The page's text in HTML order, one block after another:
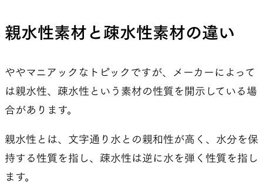
親水性素材と疎水性素材の違い
ややマニアックなトピックですが、メーカーによって
は親水性、疎水性という素材の性質を開示している場
合があります。
親水性とは、文字通り水との親和性が高く、水分を保
持する性質を指し、疎水性は逆に水を弾く性質を指し
ます。